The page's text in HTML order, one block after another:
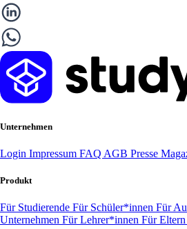
Unternehmen
Login Impressum FAQ AGB Presse
Produkt
Für Studierende Für Schüler*innen Für
Unternehmen Für Lehrer*innen Für Eltern